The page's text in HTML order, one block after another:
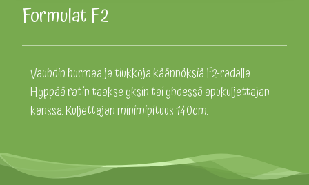
Formulat F2
Vauhdin hurmaa ja tiukkoja käännöksiä F2-radalla.
Hyppää ratin taakse yksin tai yhdessä apukuljettajan
kanssa. Kuljettajan minimipituus 140cm.